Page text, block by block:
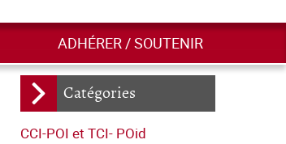
ADHÉRER / SOUTENIR
Catégories
CCI-POI et TCI- POid